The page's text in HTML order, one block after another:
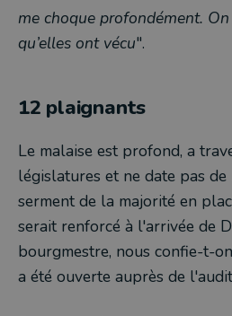
me choque profondément.
qu’elles ont vécu".
12 plaignants
Le malaise est profond, a
législatures et ne date pas
serment de la majorité en
serait renforcé à l'arrivée de
bourgmestre, nous confie-t-
a été ouverte auprès de